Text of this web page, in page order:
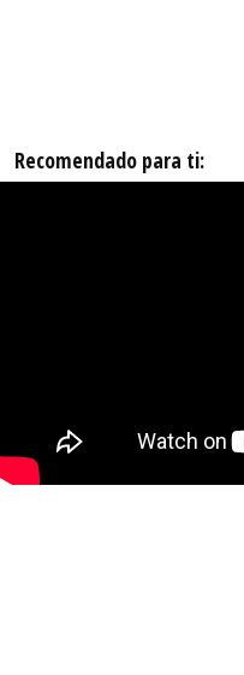
Recomendado para ti: